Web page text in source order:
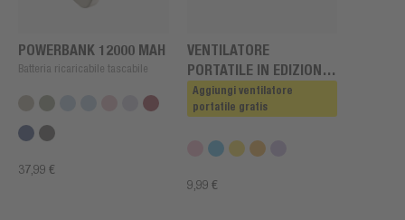
POWERBANK 12000 MAH
Batteria ricaricabile tascabile
37,99 €
VENTILATORE
PORTATILE IN EDIZIONE
LIMITATA
Aggiungi ventilatore
portatile gratis
9,99 €